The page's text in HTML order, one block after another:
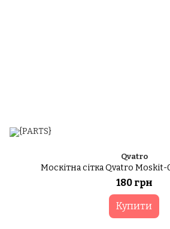
Qvatro
Москітна сітка Qvatro
180 грн
Купити